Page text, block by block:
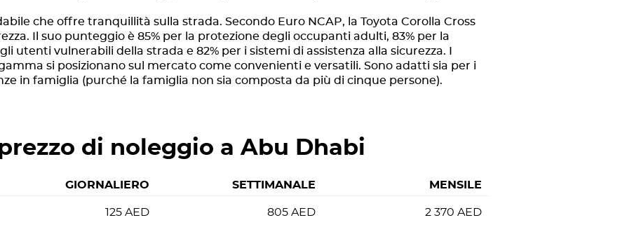
che offre tranquillità sulla strada. Secondo Euro NCAP, la Toyota Corolla Cross
Il suo punteggio è 85% per la protezione degli occupanti adulti, 83% per la
utenti vulnerabili della strada e 82% per i sistemi di assistenza alla sicurezza. I
si posizionano sul mercato come convenienti e versatili. Sono adatti sia per i
in famiglia (purché la famiglia non sia composta da più di cinque persone).
di noleggio a Abu Dhabi
GIORNALIERO SETTIMANALE MENSILE
125 AED 805 AED 2 370 AED